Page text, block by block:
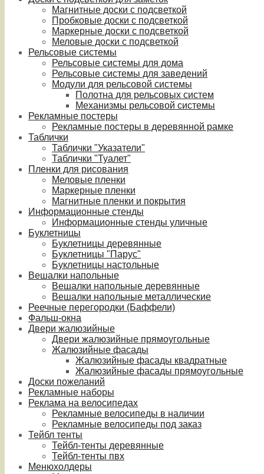
Магнитные доски с подсветкой
Пробковые доски с подсветкой
Маркерные доски с подсветкой
Меловые доски с подсветкой
Рельсовые системы
Рельсовые системы для дома
Рельсовые системы для заведений
Модули для рельсовой системы
Полотна для рельсовых систем
Механизмы рельсовой системы
Рекламные постеры
Рекламные постеры в деревянной рамке
Таблички
Таблички "Указатели"
Таблички "Туалет"
Пленки для рисования
Меловые пленки
Маркерные пленки
Магнитные пленки и покрытия
Информационные стенды
Информационные стенды уличные
Буклетницы
Буклетницы деревянные
Буклетницы "Парус"
Буклетницы настольные
Вешалки напольные
Вешалки напольные деревянные
Вешалки напольные металлические
Реечные перегородки (Баффели)
Фальш-окна
Двери жалюзийные
Двери жалюзийные прямоугольные
Жалюзийные фасады
Жалюзийные фасады квадратные
Жалюзийные фасады прямоугольные
Доски пожеланий
Рекламные наборы
Реклама на велосипедах
Рекламные велосипеды в наличии
Рекламные велосипеды под заказ
Тейбл тенты
Тейбл-тенты деревянные
Тейбл-тенты пвх
Менюхолдеры